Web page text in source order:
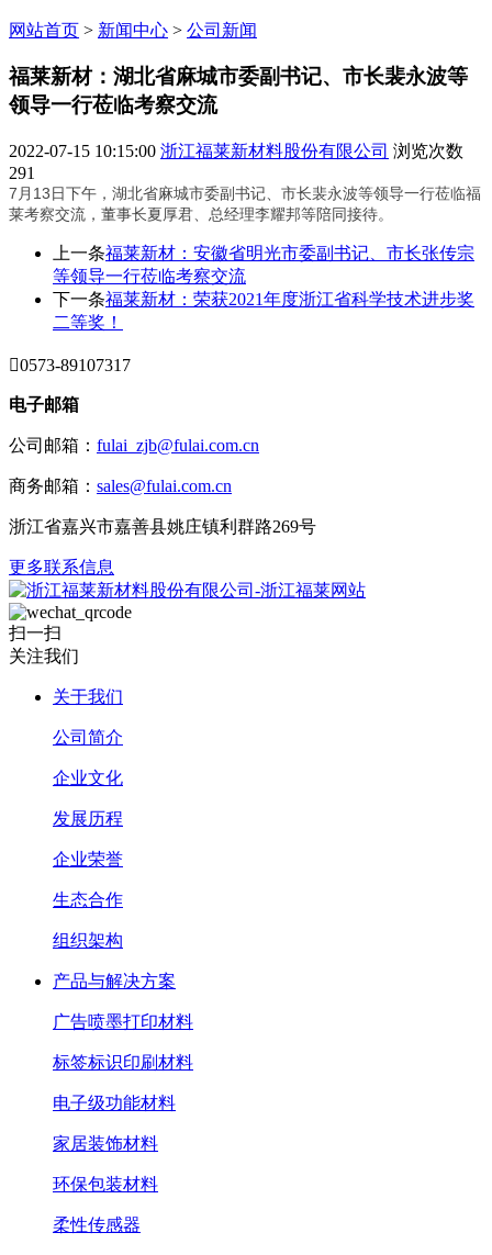
网站首页 > 新闻中心 > 公司新闻
福莱新材：湖北省麻城市委副书记、市长裴永波等
领导一行莅临考察交流
2022-07-15 10:15:00 浙江福莱新材料股份有限公司 浏览次数
291
7月13日下午，湖北省麻城市委副书记、市长裴永波等领导一行莅临福
莱考察交流，董事长夏厚君、总经理李耀邦等陪同接待。
上一条福莱新材：安徽省明光市委副书记、市长张传宗
等领导一行莅临考察交流
下一条福莱新材：荣获2021年度浙江省科学技术进步奖
二等奖！
0573-89107317
电子邮箱
公司邮箱： fulai_zjb@fulai.com.cn
商务邮箱： sales@fulai.com.cn
浙江省嘉兴市嘉善县姚庄镇利群路269号
更多联系信息
扫一扫
关注我们
关于我们
公司简介
企业文化
发展历程
企业荣誉
生态合作
组织架构
产品与解决方案
广告喷墨打印材料
标签标识印刷材料
电子级功能材料
家居装饰材料
环保包装材料
柔性传感器